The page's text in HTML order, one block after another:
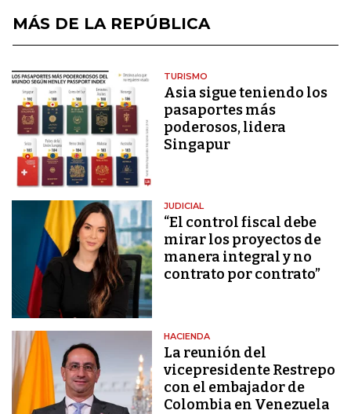
MÁS DE LA REPÚBLICA
TURISMO
Asia sigue teniendo los
pasaportes más
poderosos, lidera
Singapur
JUDICIAL
“El control fiscal debe
mirar los proyectos de
manera integral y no
contrato por contrato”
HACIENDA
La reunión del
vicepresidente Restrepo
con el embajador de
Colombia en Venezuela